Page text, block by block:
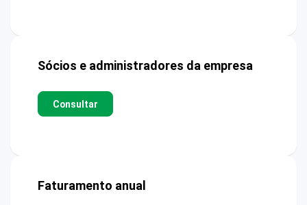
Sócios e administradores da empresa
Consultar
Faturamento anual